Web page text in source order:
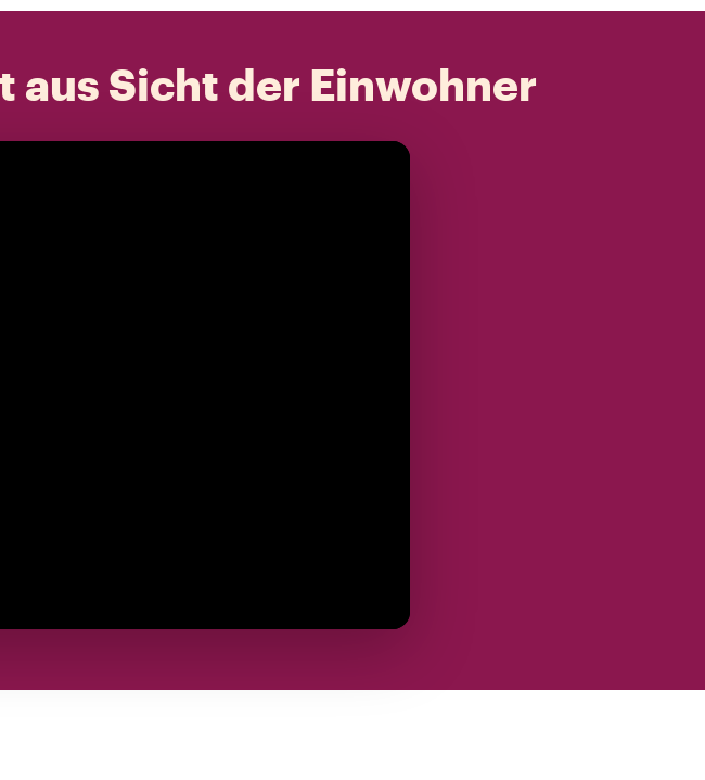
aus Sicht der Einwohner